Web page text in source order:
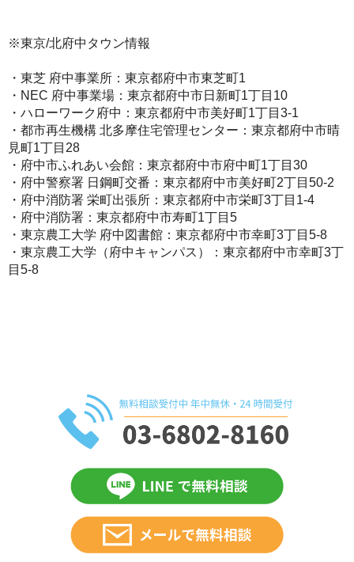
※東京/北府中タウン情報
・東芝 府中事業所：東京都府中市東芝町1
・NEC 府中事業場：東京都府中市日新町1丁目10
・ハローワーク府中：東京都府中市美好町1丁目3-1
・都市再生機構 北多摩住宅管理センター：東京都府中市晴
見町1丁目28
・府中市ふれあい会館：東京都府中市府中町1丁目30
・府中警察署 日鋼町交番：東京都府中市美好町2丁目50-2
・府中消防署 栄町出張所：東京都府中市栄町3丁目1-4
・府中消防署：東京都府中市寿町1丁目5
・東京農工大学 府中図書館：東京都府中市幸町3丁目5-8
・東京農工大学（府中キャンパス）：東京都府中市幸町3丁
目5-8